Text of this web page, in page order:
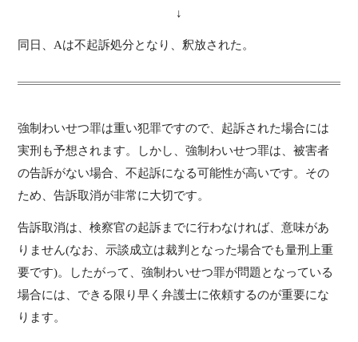
↓
同日、Aは不起訴処分となり、釈放された。
強制わいせつ罪は重い犯罪ですので、起訴された場合には
実刑も予想されます。しかし、強制わいせつ罪は、被害者
の告訴がない場合、不起訴になる可能性が高いです。その
ため、告訴取消が非常に大切です。
告訴取消は、検察官の起訴までに行わなければ、意味があ
りません(なお、示談成立は裁判となった場合でも量刑上重
要です)。したがって、強制わいせつ罪が問題となっている
場合には、できる限り早く弁護士に依頼するのが重要にな
ります。